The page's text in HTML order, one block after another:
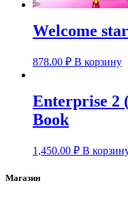
Welcome
878.00 ₽ В корзину
Enterprise 2
Book
1,450.00 ₽ В
Магазин